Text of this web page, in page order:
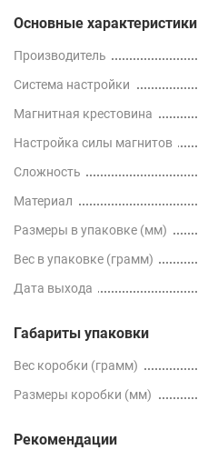
Основные характеристики
Производитель
Cистема настройки
Магнитная крестовина
Настройка силы магнитов
Сложность
Материал
Размеры в упаковке (мм)
Вес в упаковке (грамм)
Дата выхода
Габариты упаковки
Вес коробки (грамм)
Размеры коробки (мм)
Рекомендации